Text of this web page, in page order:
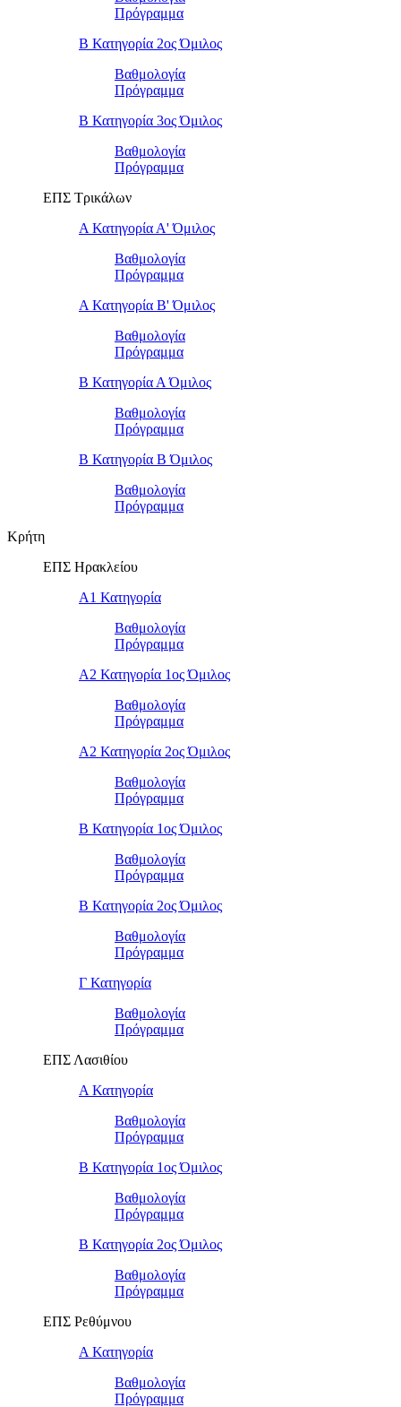
Πρόγραμμα
Β Κατηγορία 2ος Όμιλος
Βαθμολογία
Πρόγραμμα
Β Κατηγορία 3ος Όμιλος
Βαθμολογία
Πρόγραμμα
ΕΠΣ Τρικάλων
Α Κατηγορία Α' Όμιλος
Βαθμολογία
Πρόγραμμα
Α Κατηγορία Β' Όμιλος
Βαθμολογία
Πρόγραμμα
Β Κατηγορία Α Όμιλος
Βαθμολογία
Πρόγραμμα
Β Κατηγορία Β Όμιλος
Βαθμολογία
Πρόγραμμα
Κρήτη
ΕΠΣ Ηρακλείου
Α1 Κατηγορία
Βαθμολογία
Πρόγραμμα
Α2 Κατηγορία 1ος Όμιλος
Βαθμολογία
Πρόγραμμα
Α2 Κατηγορία 2ος Όμιλος
Βαθμολογία
Πρόγραμμα
Β Κατηγορία 1ος Όμιλος
Βαθμολογία
Πρόγραμμα
Β Κατηγορία 2ος Όμιλος
Βαθμολογία
Πρόγραμμα
Γ Κατηγορία
Βαθμολογία
Πρόγραμμα
ΕΠΣ Λασιθίου
Α Κατηγορία
Βαθμολογία
Πρόγραμμα
Β Κατηγορία 1ος Όμιλος
Βαθμολογία
Πρόγραμμα
Β Κατηγορία 2ος Όμιλος
Βαθμολογία
Πρόγραμμα
ΕΠΣ Ρεθύμνου
Α Κατηγορία
Βαθμολογία
Πρόγραμμα